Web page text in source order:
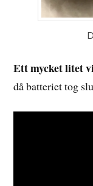
Ett mycket litet
då batteriet tog